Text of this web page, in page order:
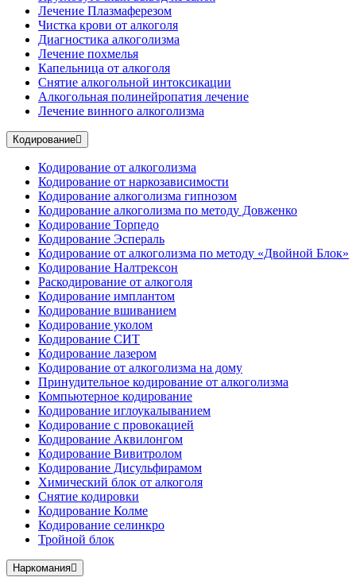
Лечение Плазмаферезом
Чистка крови от алкоголя
Диагностика алкоголизма
Лечение похмелья
Капельница от алкоголя
Снятие алкогольной интоксикации
Алкогольная полинейропатия лечение
Лечение винного алкоголизма
Кодирование
Кодирование от алкоголизма
Кодирование от наркозависимости
Кодирование алкоголизма гипнозом
Кодирование алкоголизма по методу Довженко
Кодирование Торпедо
Кодирование Эспераль
Кодирование от алкоголизма по методу «Двойной Блок»
Кодирование Налтрексон
Раскодирование от алкоголя
Кодирование имплантом
Кодирование вшиванием
Кодирование уколом
Кодирование СИТ
Кодирование лазером
Кодирование от алкоголизма на дому
Принудительное кодирование от алкоголизма
Компьютерное кодирование
Кодирование иглоукалыванием
Кодирование с провокацией
Кодирование Аквилонгом
Кодирование Вивитролом
Кодирование Дисульфирамом
Химический блок от алкоголя
Снятие кодировки
Кодирование Колме
Кодирование селинкро
Тройной блок
Наркомания